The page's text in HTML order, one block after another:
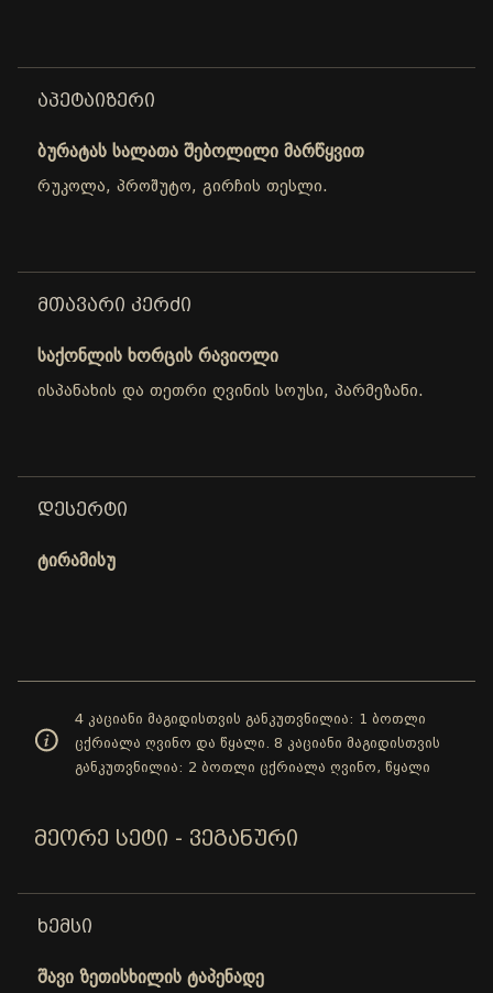
ᲐᲞᲔᲢᲐᲘᲖᲔᲠᲘ
ბურატას სალათა შებოლილი მარწყვით
რუკოლა, პროშუტო, გირჩის თესლი.
ᲛᲗᲐᲕᲐᲠᲘ ᲙᲔᲠᲫᲘ
საქონლის ხორცის რავიოლი
ისპანახის და თეთრი ღვინის სოუსი, პარმეზანი.
ᲓᲔᲡᲔᲠᲢᲘ
ტირამისუ
4 კაციანი მაგიდისთვის განკუთვნილია: 1 ბოთლი
ცქრიალა ღვინო და წყალი. 8 კაციანი მაგიდისთვის
განკუთვნილია: 2 ბოთლი ცქრიალა ღვინო, წყალი
ᲛᲔᲝᲠᲔ ᲡᲔᲢᲘ - ᲕᲔᲒᲐᲜᲣᲠᲘ
ᲮᲔᲛᲡᲘ
შავი ზეთისხილის ტაპენადე